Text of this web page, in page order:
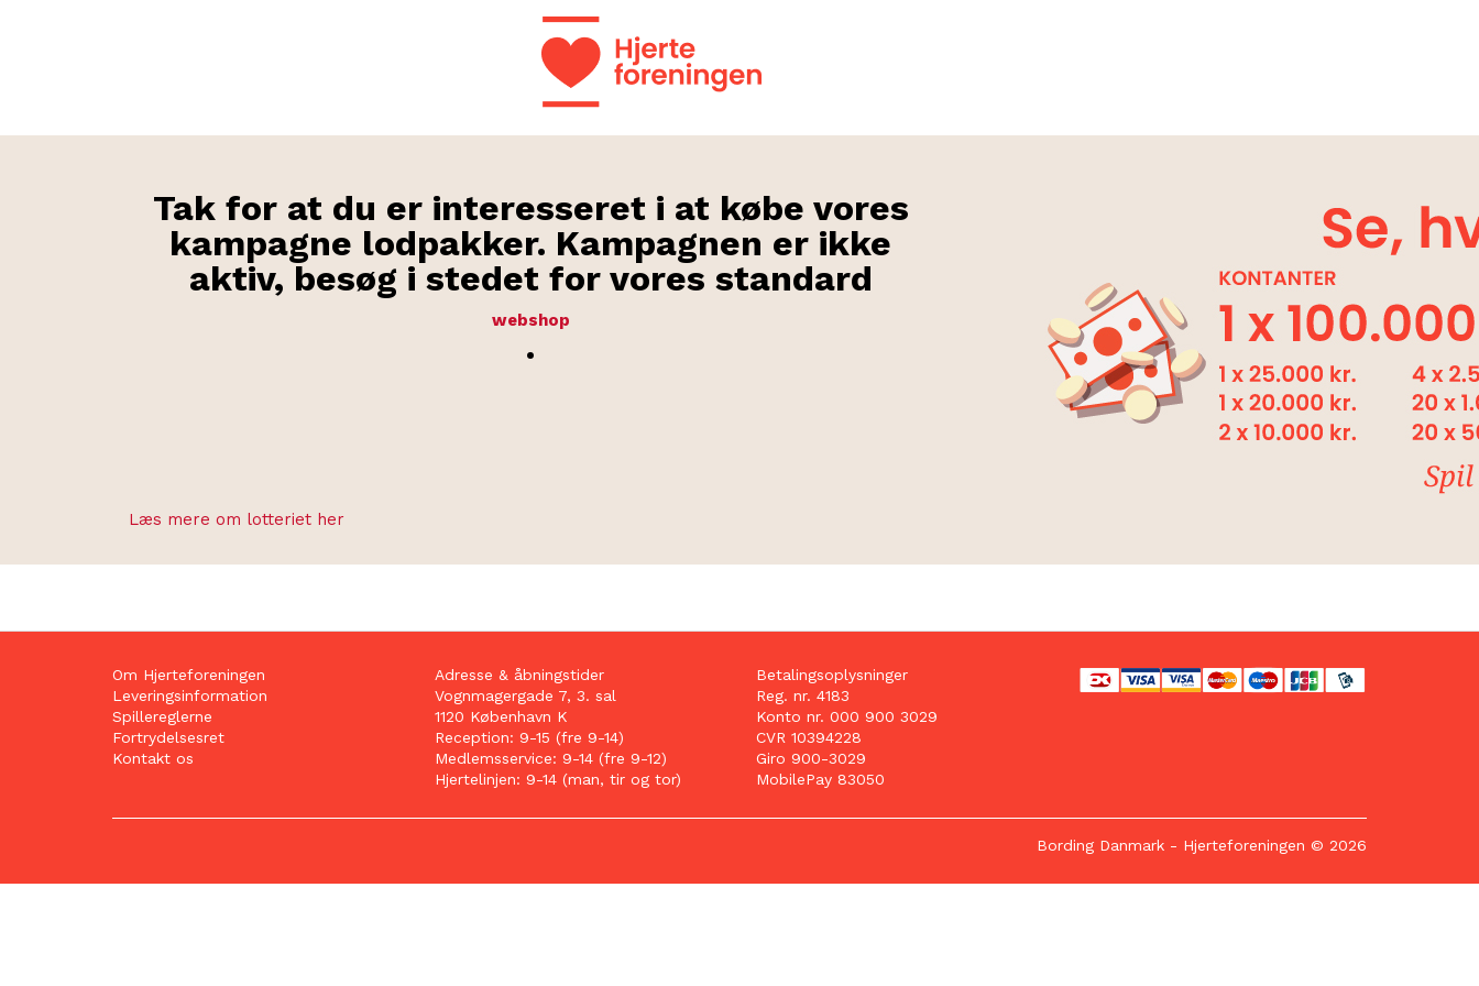
Tak for at du er interesseret i at købe vores
kampagne lodpakker. Kampagnen er ikke
aktiv, besøg i stedet for vores standard
webshop
.
Læs mere om lotteriet her
Om Hjerteforeningen
Leveringsinformation
Spillereglerne
Fortrydelsesret
Kontakt os
Adresse & åbningstider
Vognmagergade 7, 3. sal
1120 København K
Reception: 9-15 (fre 9-14)
Medlemsservice: 9-14 (fre 9-12)
Hjertelinjen: 9-14 (man, tir og tor)
Betalingsoplysninger
Reg. nr. 4183
Konto nr. 000 900 3029
CVR 10394228
Giro 900-3029
MobilePay 83050
Bording Danmark - Hjerteforeningen © 2026